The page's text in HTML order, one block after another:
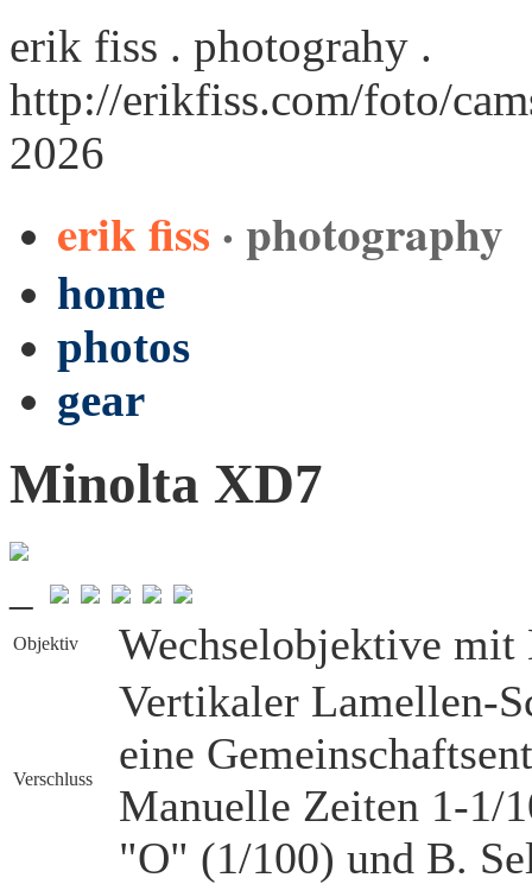
erik fiss . photograhy .
http://erikfiss.com/foto/
2026
erik fiss · photography
home
photos
gear
Minolta XD7
Objektiv Wechselobjektive
Verschluss
Vertikaler Lamellen-
eine
Manuelle Zeiten 1-1/
"O" (1/100) und B.